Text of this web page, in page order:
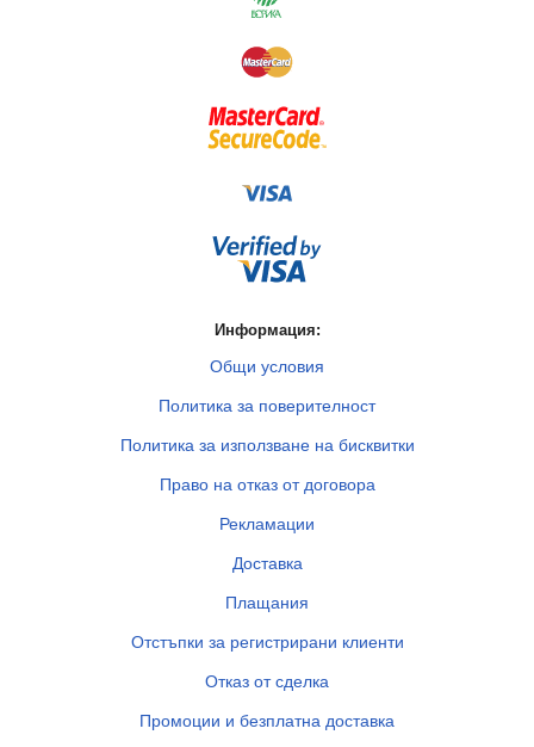
Информация:
Общи условия
Политика за поверителност
Политика за използване на бисквитки
Право на отказ от договора
Рекламации
Доставка
Плащания
Отстъпки за регистрирани клиенти
Отказ от сделка
Промоции и безплатна доставка